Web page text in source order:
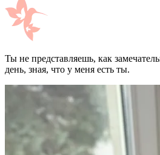
Ты не представляешь, как
день, зная, что у меня есть ты.